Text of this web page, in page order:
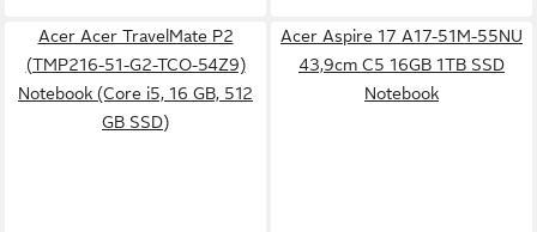
Acer Acer TravelMate P2
(TMP216-51-G2-TCO-54Z9)
Notebook (Core i5, 16 GB, 512
GB SSD)
Acer Aspire 17 A17-51M-55NU
43,9cm C5 16GB 1TB SSD
Notebook